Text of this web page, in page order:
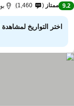
9.2 ممتاز 1,460 بورتاريا,
اختر التواريخ لمشاهدة